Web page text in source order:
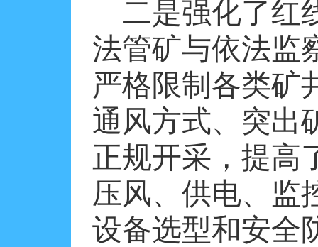
二是强化了红
法管矿与依法监
严格限制各类矿
通风方式、突出
正规开采，提高
压风、供电、监
设备选型和安全